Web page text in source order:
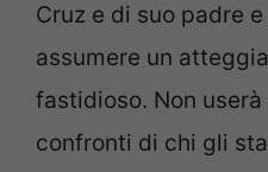
Cruz e di suo padre
assumere un
fastidioso. Non
confronti di chi gli